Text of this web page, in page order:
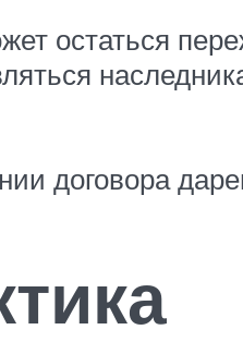
остаться
договора